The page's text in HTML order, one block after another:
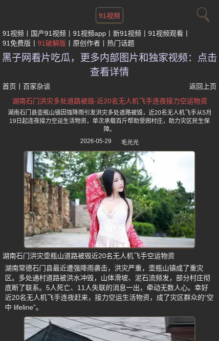
91视频
91视频 国产91视频 91视频app 新91视频
91视频观看
91免费版
91破解版 原创作者 热门话题
黑子网看片吃瓜，更多内部图片和独家视频：点击
查看详情
首页 百家杂谈
返回上页
湖南石门洪灾多处道路被毁-近20名无人机飞手连夜接力空运物资
湖南石门县壶瓶山镇因强降雨引发洪灾多处道路被毁，近20名无人机飞手从5月
19日起连夜接力空运生活物资，单次承载百斤帮助受困村庄，助力灾区民生保
障。
2026-05-29
毛光光
湖南石门洪灾壶瓶山道路被毁近20名无人机飞手空运物资
湖南常德石门县最近遭强降雨袭击，洪灾严重，壶瓶山镇成了重灾
区。多处通村道路被洪水冲毁，山体滑坡、泥石流频发，部分村庄彻
底断了联系。5人死亡、11人失联的消息一出，牵动无数人心。幸好
近20名无人机飞手连夜赶来，接力空运生活物资，成了灾区群众的“空
中 lifeline”。